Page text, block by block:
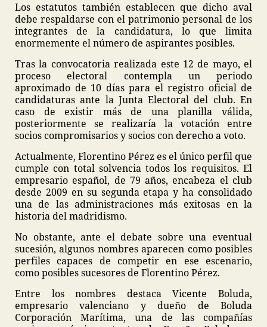
Los estatutos también establecen que dicho aval
debe respaldarse con el patrimonio personal de los
integrantes de la candidatura, lo que limita
enormemente el número de aspirantes posibles.
Tras la convocatoria realizada este 12 de mayo, el
proceso electoral contempla un periodo
aproximado de 10 días para el registro oficial de
candidaturas ante la Junta Electoral del club. En
caso de existir más de una planilla válida,
posteriormente se realizaría la votación entre
socios compromisarios y socios con derecho a voto.
Actualmente, Florentino Pérez es el único perfil que
cumple con total solvencia todos los requisitos. El
empresario español, de 79 años, encabeza el club
desde 2009 en su segunda etapa y ha consolidado
una de las administraciones más exitosas en la
historia del madridismo.
No obstante, ante el debate sobre una eventual
sucesión, algunos nombres aparecen como posibles
perfiles capaces de competir en ese escenario,
como posibles sucesores de Florentino Pérez.
Entre los nombres destaca Vicente Boluda,
empresario valenciano y dueño de Boluda
Corporación Marítima, una de las compañías